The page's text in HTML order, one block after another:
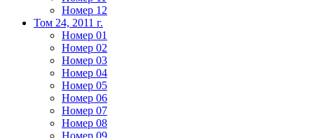
Номер 12
Том 24, 2011 г.
Номер 01
Номер 02
Номер 03
Номер 04
Номер 05
Номер 06
Номер 07
Номер 08
Номер 09